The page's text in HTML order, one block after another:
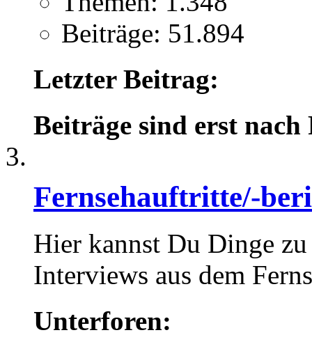
Beiträge: 51.894
Letzter Beitrag:
Beiträge sind erst
Fernsehauftritte/-
Hier kannst Du Dinge
Interviews aus dem
Unterforen: